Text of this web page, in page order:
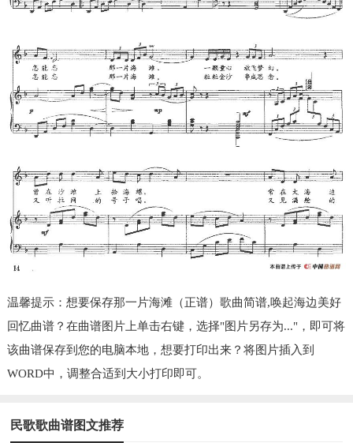
温馨提示：想要保存那一片海滩（正谱）歌曲简谱,唤起海边美好
回忆曲谱？在曲谱图片上单击右键，选择"图片另存为..."，即可将
该曲谱保存到您的电脑本地，想要打印出来？将图片插入到
WORD中，调整合适到大小打印即可。
民歌歌曲谱图文推荐